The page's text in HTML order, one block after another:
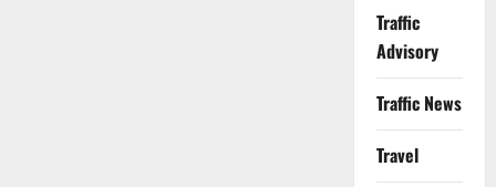
Traffic
Advisory
Traffic News
Travel